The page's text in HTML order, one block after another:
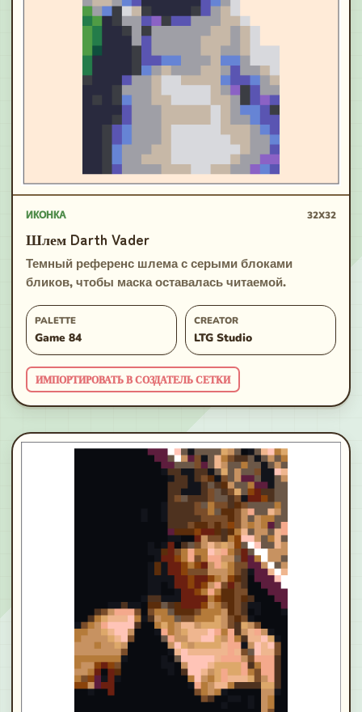
ИКОНКА 32X32
Шлем Darth Vader
Темный референс шлема с серыми блоками
бликов, чтобы маска оставалась читаемой.
PALETTE
Game 84
CREATOR
LTG Studio
ИМПОРТИРОВАТЬ В СОЗДАТЕЛЬ СЕТКИ